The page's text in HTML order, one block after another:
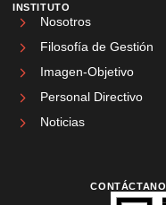
INSTITUTO
Nosotros
Filosofía de Gestión
Imagen-Objetivo
Personal Directivo
Noticias